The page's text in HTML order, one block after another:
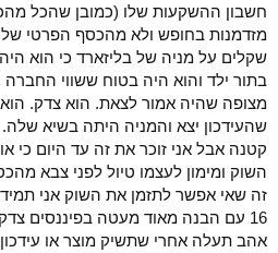
חשבון ההשקעות שלו (כמובן שהכל
מזדמנות בחופש ולא מהכסף הפרטי
שקלים על מניה של בליזארד כי הוא
בתור ילד והוא היה בטוח ששווי החברה
מצופה שהיה אמור לצאת. הוא צדק.
שהעידכון יצא והמניה היתה בשיא
השוק ומימון לעצמו טיול לפני צבא
זה שאי אפשר לתזמן את השוק אני תמיד
16 עם הבנה מאוד מעטה בפיננסים
אהב תעלה אחרי שתשיק מוצר או